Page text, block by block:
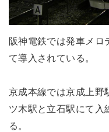
阪神電鉄では発車メロ
て導入されている。
京成本線では京成上野
ツ木駅と立石駅にて入
る。